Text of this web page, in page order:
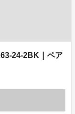
24-2BK｜ペア